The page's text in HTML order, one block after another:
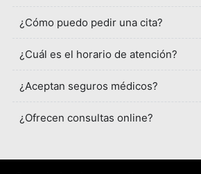
¿Cómo puedo pedir una cita?
¿Cuál es el horario de atención?
¿Aceptan seguros médicos?
¿Ofrecen consultas online?